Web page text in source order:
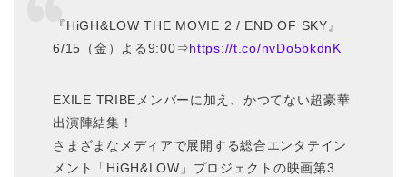
『HiGH&LOW THE MOVIE 2 / END OF SKY』
6/15（金）よる9:00⇒https://t.co/nvDo5bkdnK
EXILE TRIBEメンバーに加え、かつてない超豪華
出演陣結集！
さまざまなメディアで展開する総合エンタテイン
メント「HiGH&LOW」プロジェクトの映画第3